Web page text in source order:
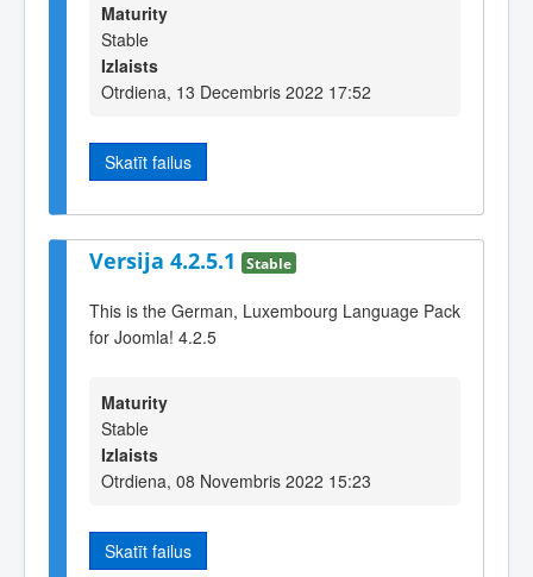
Maturity
Stable
Izlaists
Otrdiena, 13 Decembris 2022 17:52
Skatīt failus
Versija 4.2.5.1 Stable
This is the German, Luxembourg Language Pack
for Joomla! 4.2.5
Maturity
Stable
Izlaists
Otrdiena, 08 Novembris 2022 15:23
Skatīt failus